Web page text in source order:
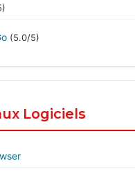
(5.0/5)
Logiciels